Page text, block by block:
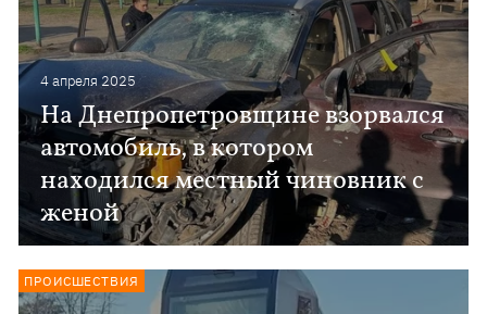
4 апреля 2025
На Днепропетровщине взорвался
автомобиль, в котором
находился местный чиновник с
женой
ПРОИСШЕСТВИЯ